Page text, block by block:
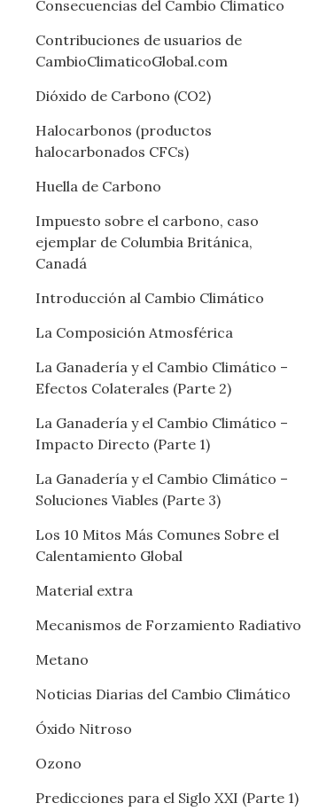
Consecuencias del Cambio Climatico
Contribuciones de usuarios de
CambioClimaticoGlobal.com
Dióxido de Carbono (CO2)
Halocarbonos (productos
halocarbonados CFCs)
Huella de Carbono
Impuesto sobre el carbono, caso
ejemplar de Columbia Británica,
Canadá
Introducción al Cambio Climático
La Composición Atmosférica
La Ganadería y el Cambio Climático –
Efectos Colaterales (Parte 2)
La Ganadería y el Cambio Climático –
Impacto Directo (Parte 1)
La Ganadería y el Cambio Climático –
Soluciones Viables (Parte 3)
Los 10 Mitos Más Comunes Sobre el
Calentamiento Global
Material extra
Mecanismos de Forzamiento Radiativo
Metano
Noticias Diarias del Cambio Climático
Óxido Nitroso
Ozono
Predicciones para el Siglo XXI (Parte 1)